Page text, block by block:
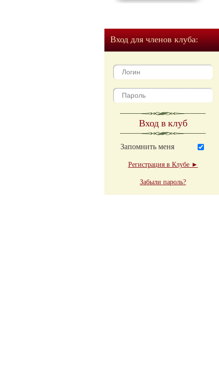
Вход для членов клуба:
Вход в клуб
Запомнить меня
Регистрация в Клубе ►
Забыли пароль?